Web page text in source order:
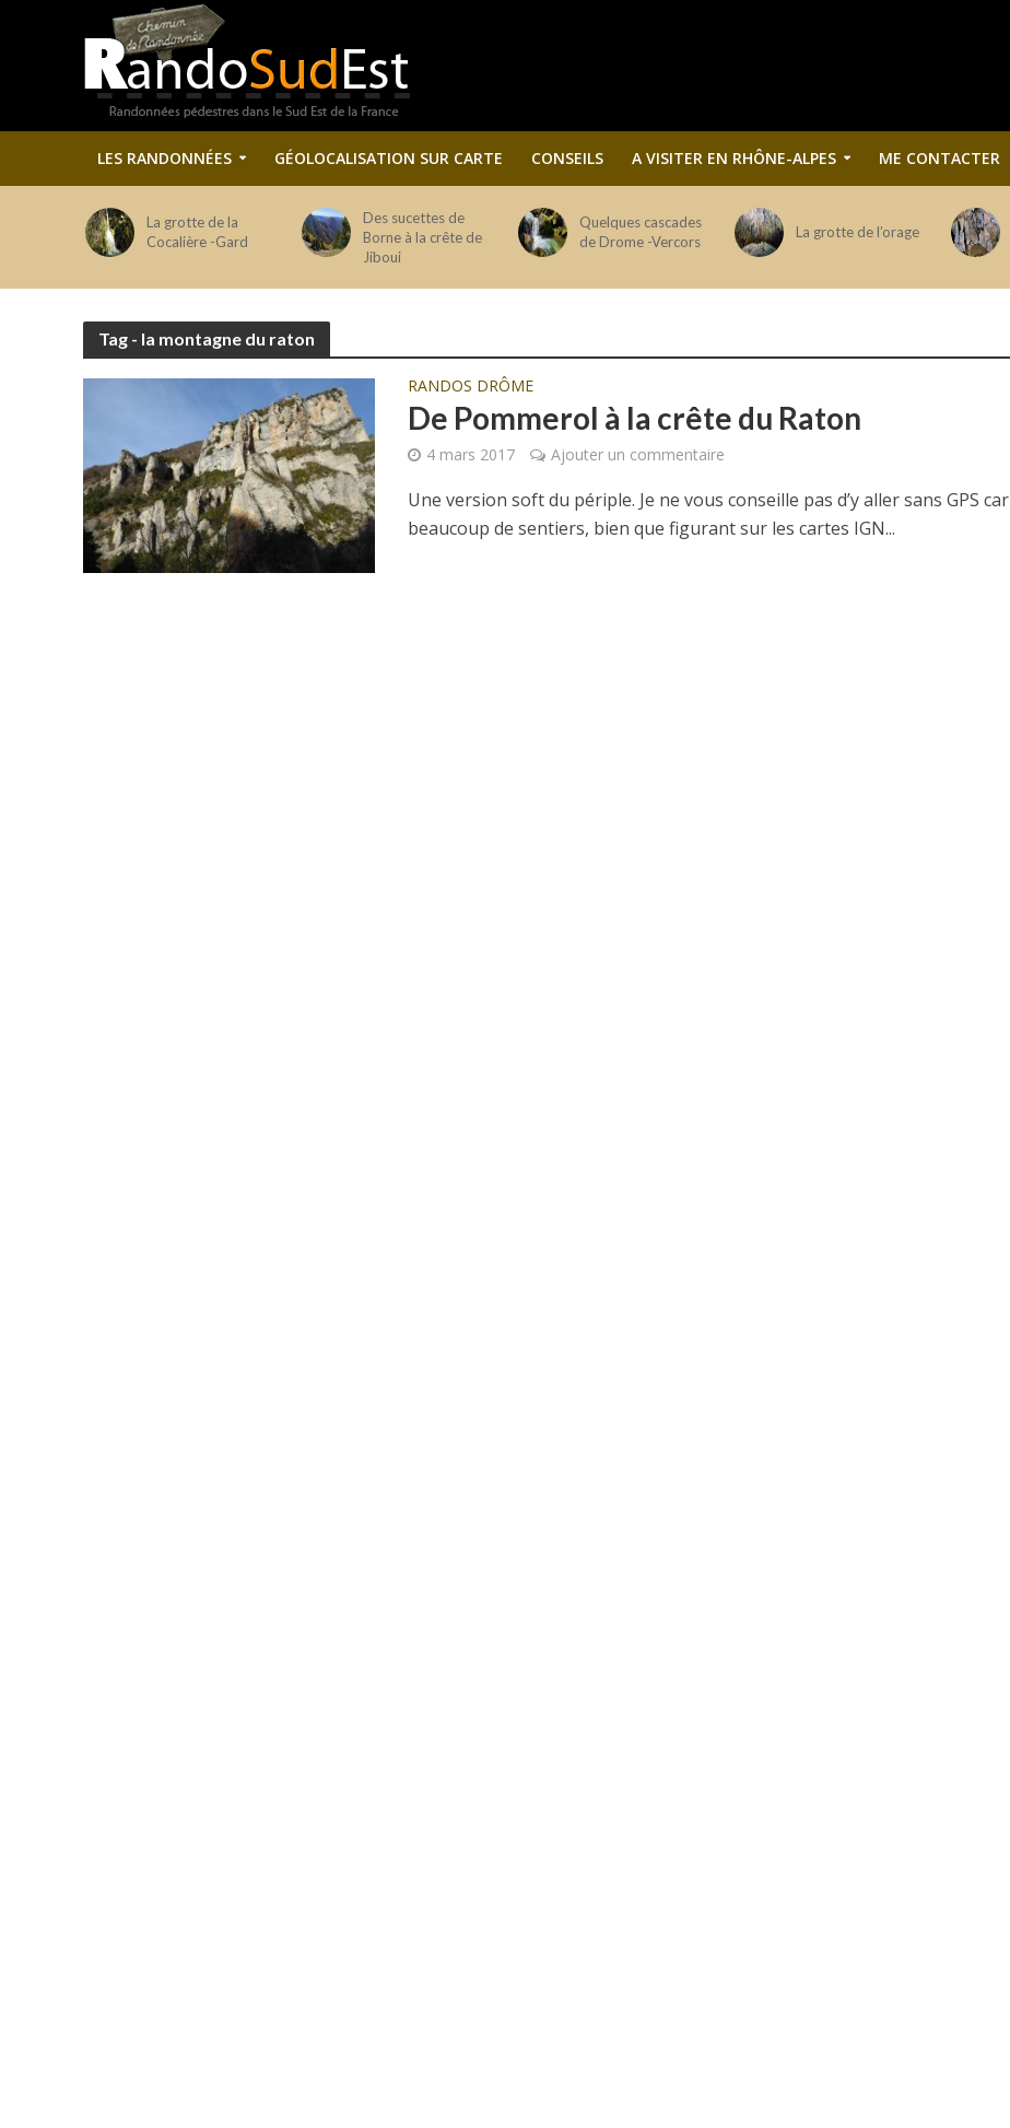
LES RANDONNÉES GÉOLOCALISATION SUR CARTE CONSEILS A VISITER EN RHÔNE-ALPES ME CONTACTER
La grotte de la
Cocalière -Gard
Des sucettes de
Borne à la crête de
Jiboui
Quelques cascades
de Drome -Vercors
La grotte de l’orage
Tag - la montagne du raton
RANDOS DRÔME
De Pommerol à la crête du Raton
4 mars 2017 Ajouter un commentaire
Une version soft du périple. Je ne vous conseille pas d’y aller sans GPS car
beaucoup de sentiers, bien que figurant sur les cartes IGN...